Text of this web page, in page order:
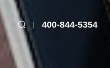
400-844-5354